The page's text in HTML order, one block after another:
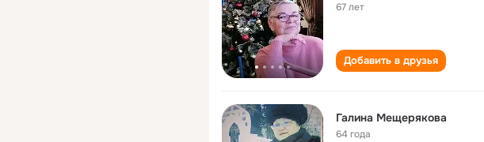
67 лет
Добавить в друзья
Галина Мещерякова
64 года